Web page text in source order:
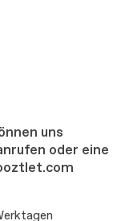
uns
oder eine